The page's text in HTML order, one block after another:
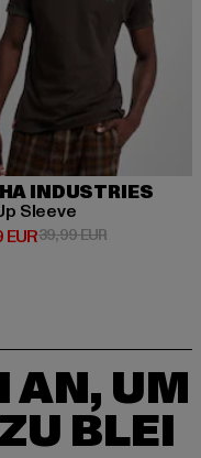
INDUSTRIES
Sleeve
Preis: 29,99 EUR
39,99 EURAktionspreis:
AN, UM
BLEI